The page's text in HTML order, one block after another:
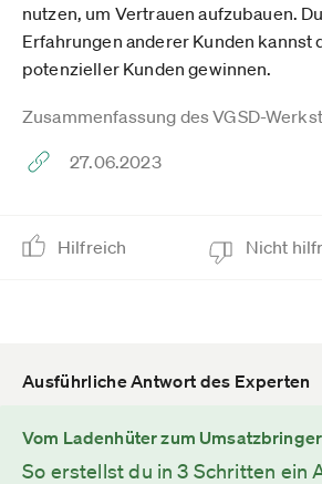
nutzen, um Vertrauen aufzubauen.
Erfahrungen anderer Kunden kannst
potenzieller Kunden gewinnen.
Zusammenfassung des VGSD-
27.06.2023
Hilfreich Nicht
Ausführliche Antwort des Experten
Vom Ladenhüter zum Umsatzbringer
So erstellst du in 3 Schritten ein